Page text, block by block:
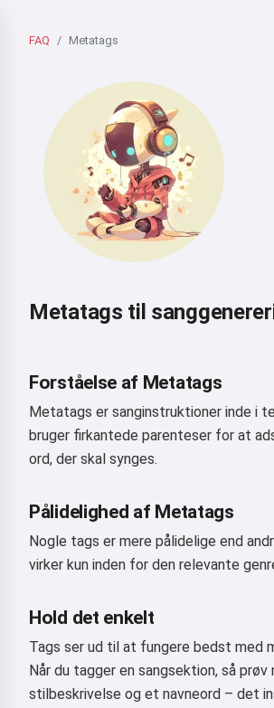
FAQ Metatags
Metatags til
Forståelse af Metatags
Metatags er sanginstruktioner inde i
bruger firkantede parenteser for at
ord, der skal synges.
Pålidelighed af Metatags
Nogle tags er mere pålidelige end
virker kun inden for den relevante
Hold det enkelt
Tags ser ud til at fungere bedst med
Når du tagger en sangsektion, så prøv
stilbeskrivelse og et navneord – det